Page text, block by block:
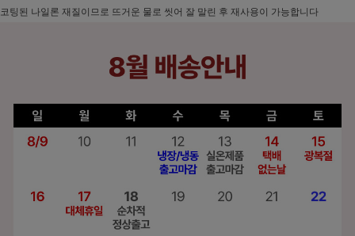
코팅된 나일론 재질이므로 뜨거운 물로 씻어 잘 말린 후 재사용이 가능합니다